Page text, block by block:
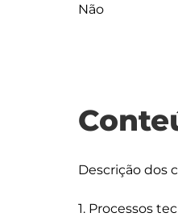
Não
Descrição dos
1. Processos